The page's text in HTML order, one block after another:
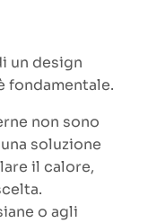
un design
fondamentale.
non sono
soluzione
il calore,
o agli